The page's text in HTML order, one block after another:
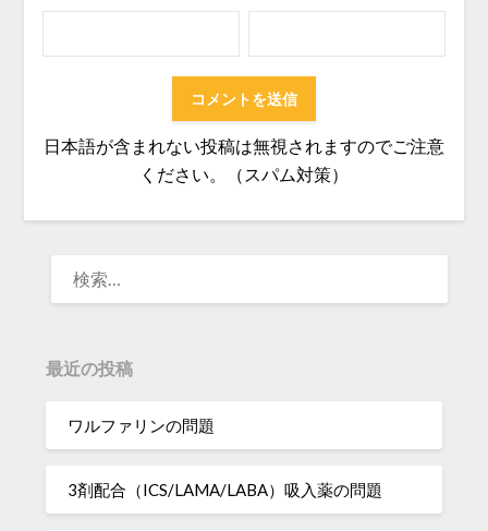
日本語が含まれない投稿は無視されますのでご注意
ください。（スパム対策）
最近の投稿
ワルファリンの問題
3剤配合（ICS/LAMA/LABA）吸入薬の問題